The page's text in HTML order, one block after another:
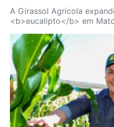
A Girassol Agrícola
<b>eucalipto</b> em